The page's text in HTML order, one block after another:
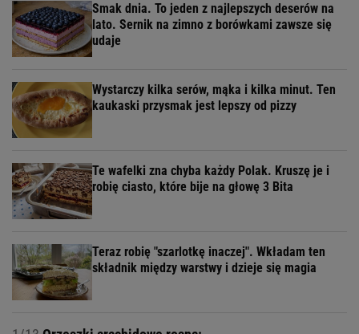
Smak dnia. To jeden z najlepszych deserów na
lato. Sernik na zimno z borówkami zawsze się
udaje
Wystarczy kilka serów, mąka i kilka minut. Ten
kaukaski przysmak jest lepszy od pizzy
Te wafelki zna chyba każdy Polak. Kruszę je i
robię ciasto, które bije na głowę 3 Bita
Teraz robię "szarlotkę inaczej". Wkładam ten
składnik między warstwy i dzieje się magia